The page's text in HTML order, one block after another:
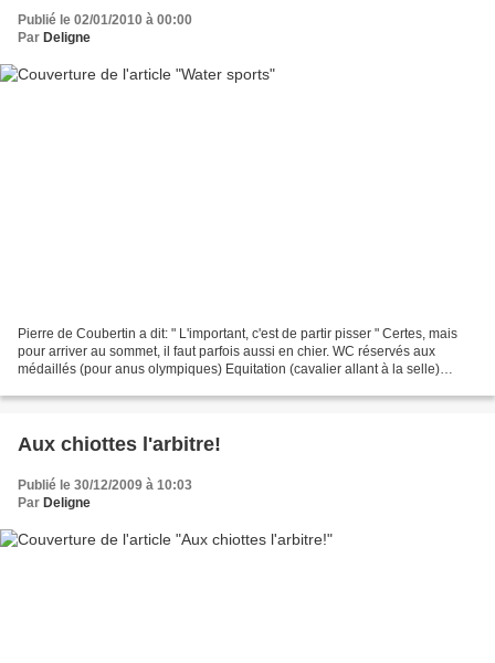
Publié le 02/01/2010 à 00:00
Par Deligne
Pierre de Coubertin a dit: " L'important, c'est de partir pisser " Certes, mais
pour arriver au sommet, il faut parfois aussi en chier. WC réservés aux
médaillés (pour anus olympiques) Equitation (cavalier allant à la selle)
Aux chiottes l'arbitre!
Publié le 30/12/2009 à 10:03
Par Deligne